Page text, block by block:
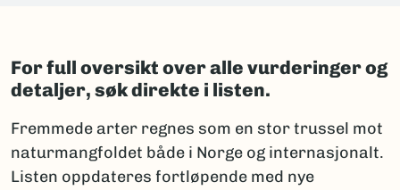
For full oversikt over alle vurderinger og
detaljer, søk direkte i listen.
Fremmede arter regnes som en stor trussel mot
naturmangfoldet både i Norge og internasjonalt.
Listen oppdateres fortløpende med nye